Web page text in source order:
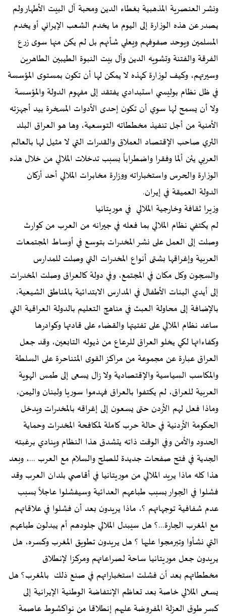
ونشر العنصرية المذهبية بغطاء الدين ومحبة آل البيت الأطهار ولم
يصدر عن هذه الوزارة إلى اليوم ما يخدم الشعب الإيراني أو يخدم
المسلمين ويوحد صفوفهم ويعلي شأنهم بل لم يكن منها سوى زرع
الفرقة والفتنة وتشويه الدين وآل بيت النبوة الطيبين الطاهرين
وسيرتهم، وكيف لوزارة كهذه لا يمكن لها أن تكون بمستوى المؤسسة
في ظل نظام بوليسي استبدادي يفتقد إلى مفهوم الدولة والمؤسسة
ولا أن يسمح لها سوي أن تكون إحدى الأدوات المسخرة بيد أجهزته
الأمنية من أجل تنفيذ مخططاته التوسعية، وها هو العراق البلد
الثري صاحب الإقتصاد العملاق والقدرات التي لا مثيل لها بالعالم
العربي يئن ألما وفقرا واضطراباً بسبب تدخلات الملالي من خلال هذه
الوزارة والحرس واستخباراته ووزارة مخابرات الملالي أحد أركان
الدولة العميقة في إيران.
وزيرا ثقافة وخارجية الملالي في موريتانيا
لم يكتفي نظام الملالي بما فعله في جيرانه من العرب من كوارث
وصلت إلى العمل على نشر المخدرات بتوسع في أوساط المجتمعات
العربية وإغراقها بشتى أنواع المخدرات التي وصلت للمدارس
والسجون وكل مكان في المجتمع، وفي دولة كالعراق وصلت المخدرات
إلى أيدي البنات الأطفال في المدارس الابتدائية بالمناطق الشيعية،
بالإضافة إلى محاولة العبث في مناهج التعليم بالدولة العراقية التي
ساعد نظام الملالي على تفتيتها والقضاء على قادتها وكوادرها
وكفاءاتها لكي يخلو العراق للرعاع من ذيوله التابعين، وقد جعل
العراق عبارة عن مجموعة من مراكز القوى المتناحرة على السلطة
والمكاسب السياسية والإقتصادية ولا زال يسعى إلى طمس الهوية
العربية للعراق، لم يكتفوا بالعراق فهدموا سوريا ولبنان واليمن،
وماذا فعل لهم الأردن حتى يسعون إلى إغراقه بالمخدرات ويدخل
الحكومة الأردنية في حالة حرب كاملة لمكافحة المخدرات وحماية
الحدود والأمن وفي الوقت ذاته يتشدق هذا النظام وينادي برغبته
الجدية في فتح صفحات جديدة للصلح والسلام مع العرب ...، وبعد
هذا كله ماذا يريد الملالي من موريتانيا في أقاصي بلدان العرب وقد
فشلوا في الجوار بسبب طباعهم العدائية وسيفشلوا عاجلاً بسبب
عدم شفافية توجهاتهم ؟، ماذا يريدون بعد أن فشلوا في علاقاتهم
مع المغرب الجارة...؟ هل سيبدل الملالي جلودهم أم يبدلون طباعهم
التي نشأوا وتبرمجوا عليها ؟ هل يريدون تطويق المغرب وكسره، هل
يريدون جعل موريتانيا ساحة لصراعاتهم ومركزا لإنطلاق
مخططاتهم بعد أن فشلت استخباراتهم في صنع ذلك بالمغرب؟ هل
يسعى الملالي خاصة بعد تعاظم الإنتفاضة الوطنية الإيرانية إلى
كسر طوق العزلة المفروضة عليهم إنطلاقا من نواكشوط عاصمة